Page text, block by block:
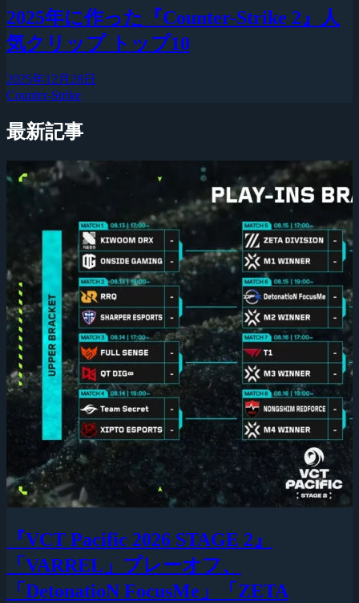
2025年に作った『Counter-Strike 2』人
気クリップ トップ10
2025年12月28日
Counter-Strike
最新記事
『VCT Pacific 2026 STAGE 2』
「VARREL」プレーオフ、
「DetonatioN FocusMe」「ZETA